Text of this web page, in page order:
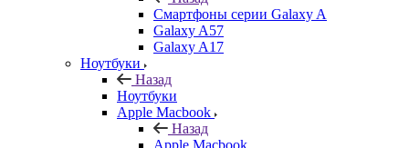
Смартфоны серии Galaxy A
Galaxy A57
Galaxy A17
Ноутбуки
Назад
Ноутбуки
Apple Macbook
Назад
Apple Macbook